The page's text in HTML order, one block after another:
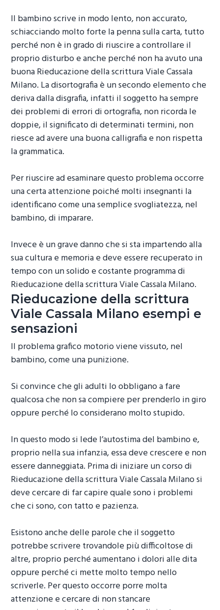
Il bambino scrive in modo lento, non accurato,
schiacciando molto forte la penna sulla carta, tutto
perché non è in grado di riuscire a controllare il
proprio disturbo e anche perché non ha avuto una
buonaRieducazione della scrittura Viale Cassala
Milano. La disortografia è un secondo elemento che
deriva dalla disgrafia, infatti il soggetto ha sempre
dei problemi di errori di ortografia, non ricorda le
doppie, il significato di determinati termini, non
riesce ad avere una buona calligrafia e non rispetta
la grammatica.
Per riuscire ad esaminare questo problema occorre
una certa attenzione poiché molti insegnanti la
identificano come una semplice svogliatezza, nel
bambino, di imparare.
Invece è un grave danno che si sta impartendo alla
sua cultura e memoria e deve essere recuperato in
tempo con un solido e costante programma di
Rieducazione della scrittura Viale Cassala Milano.
Rieducazione della scrittura
Viale Cassala Milano esempi e
sensazioni
Il problema grafico motorio viene vissuto, nel
bambino, come una punizione.
Si convince che gli adulti lo obbligano a fare
qualcosa che non sa compiere per prenderlo in giro
oppure perché lo considerano molto stupido.
In questo modo si lede l’autostima del bambino e,
proprio nella sua infanzia, essa deve crescere e non
essere danneggiata. Prima di iniziare un corso di
Rieducazione della scrittura Viale Cassala Milanosi
deve cercare di far capire quale sono i problemi
che ci sono, con tatto e pazienza.
Esistono anche delle parole che il soggetto
potrebbe scrivere trovandole più difficoltose di
altre, proprio perché aumentano i dolori alle dita
oppure perché ci mette molto tempo nello
scriverle. Per questo occorre porre molta
attenzione e cercare di non stancare